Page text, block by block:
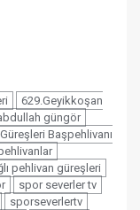
629.Geyikkoşan
güngör
Başpehlivanı
pehlivan güreşleri
spor severler tv
sporseverlertv